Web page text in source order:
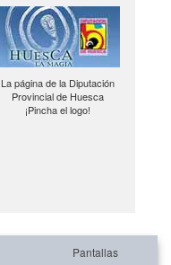
La página de la Diputación
Provincial de Huesca
¡Pincha el logo!
Pantallas